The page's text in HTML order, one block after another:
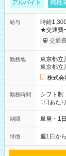
アルバイト 職種
給与
時給
★交通費一部支給 時給1,300円
※勤務回
り！】
例】 ・
×8時間＝
円の場合
円（役割
間】試用
交通
勤務地
東京都立
東京都立
株式会
勤務時間
シフト制
1日あた
間は 試
期間 単発・1
特徴 週1日か